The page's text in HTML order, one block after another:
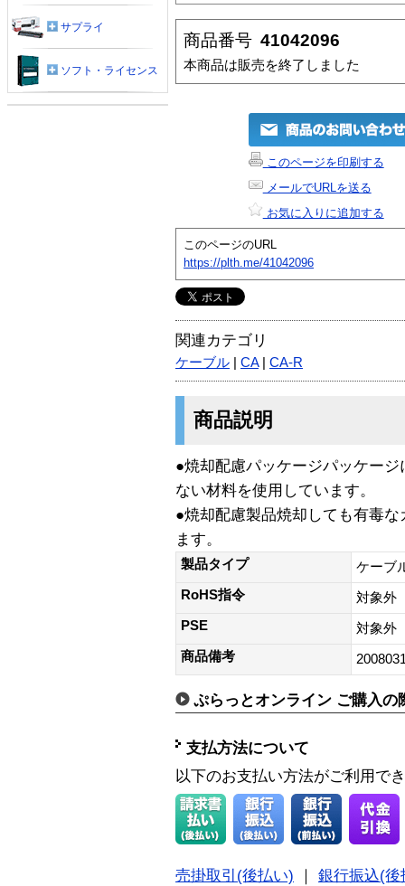
商品番号 41042096
本商品は販売を終了しました
このページを印刷する
メールでURLを送る
お気に入りに追加する
このページのURL
https://plth.me/41042096
関連カテゴリ
ケーブル CA| CA-R
商品説明
●焼却配慮パッケージパッケー
ない材料を使用しています。
●焼却配慮製品焼却しても有毒
ます。
製品タイプ
ケーブ
RoHS指令
対象外
PSE
対象外
商品備考
ぷらっとオンライン ご購入の
支払方法について
以下のお支払い方法がご利用で
売掛取引(後払い)
銀行振込(後
サプライ
ソフト・ライセンス